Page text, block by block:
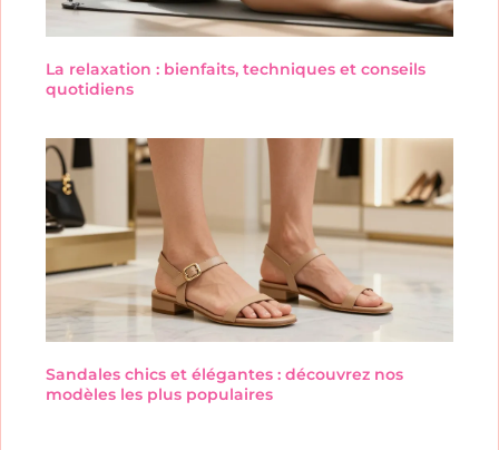
La relaxation : bienfaits, techniques et conseils
quotidiens
Sandales chics et élégantes : découvrez nos
modèles les plus populaires